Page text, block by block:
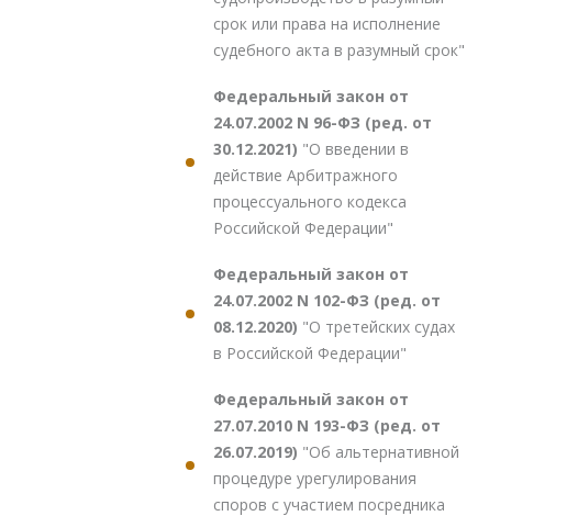
срок или права на исполнение
судебного акта в разумный срок"
Федеральный закон от
24.07.2002 N 96-ФЗ (ред. от
30.12.2021) "О введении в
действие Арбитражного
процессуального кодекса
Российской Федерации"
Федеральный закон от
24.07.2002 N 102-ФЗ (ред. от
08.12.2020) "О третейских судах
в Российской Федерации"
Федеральный закон от
27.07.2010 N 193-ФЗ (ред. от
26.07.2019) "Об альтернативной
процедуре урегулирования
споров с участием посредника